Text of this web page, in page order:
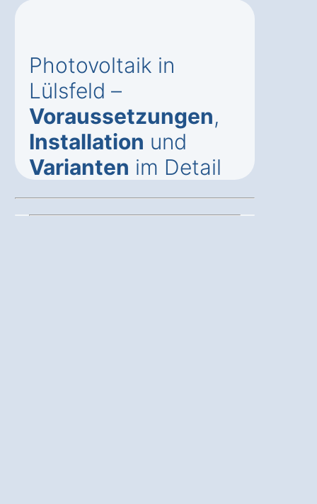
Photovoltaik in
Lülsfeld –
Voraussetzungen,
Installation und
Varianten im Detail